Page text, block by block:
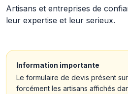
Artisans et entreprises de
leur expertise et leur serieux.
Information importante
Le formulaire de devis présent
forcément les artisans affichés